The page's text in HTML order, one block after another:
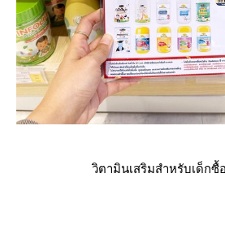
วิตามินเสริมสำหรับเด็กซื้